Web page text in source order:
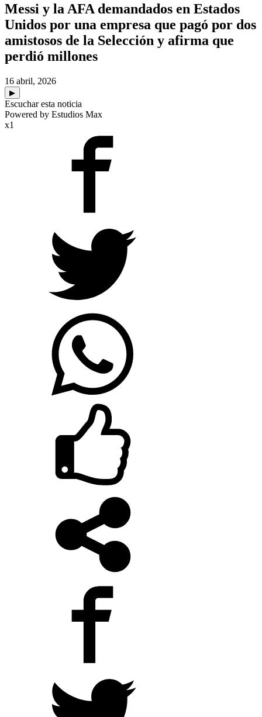
Messi y la AFA demandados en Estados
Unidos por una empresa que pagó por dos
amistosos de la Selección y afirma que
perdió millones
16 abril, 2026
▶
Escuchar esta noticia
Powered by Estudios Max
x1